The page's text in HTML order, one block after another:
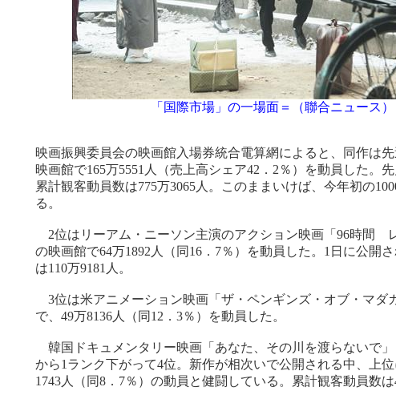
「国際市場」の一場面＝（聯合ニュース）
映画振興委員会の映画館入場券統合電算網によると、同作は
映画館で165万5551人（売上高シェア42．2％）を動員した。先
累計観客動員数は775万3065人。このままいけば、今年初の
る。
2位はリーアム・ニーソン主演のアクション映画「96時間
の映画館で64万1892人（同16．7％）を動員した。1日に公開
は110万9181人。
3位は米アニメーション映画「ザ・ペンギンズ・オブ・マダ
で、49万8136人（同12．3％）を動員した。
韓国ドキュメンタリー映画「あなた、その川を渡らないで
から1ランク下がって4位。新作が相次いで公開される中、上
1743人（同8．7％）の動員と健闘している。累計観客動員数は